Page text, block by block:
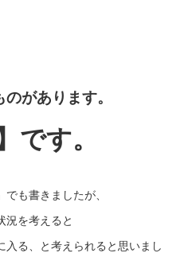
があります。
です。
でも書きましたが、
況を考えると
入る、と考えられると思いまし